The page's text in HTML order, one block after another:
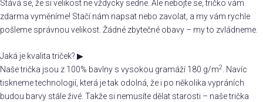
Stává se, že si velikost ne vždycky sedne. Ale nebojte se, tričko vám
zdarma vyměníme! Stačí nám napsat nebo zavolat, a my vám rychle
pošleme správnou velikost. Žádné zbytečné obavy – my to zvládneme.
Jaká je kvalita triček? ▶
Naše trička jsou z 100% bavlny s vysokou gramáží 180 g/m2. Navíc
tiskneme technologií, která je tak odolná, že i po několika vypráních
budou barvy stále živé. Takže si nemusíte dělat starosti – naše trička